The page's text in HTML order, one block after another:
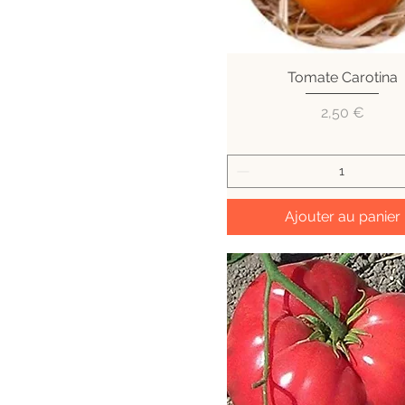
Aperçu rapide
Tomate Carotina
Prix
2,50 €
Ajouter au panier